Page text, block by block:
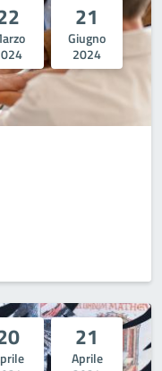
21
Giugno
2024
21
Aprile